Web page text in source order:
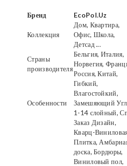
Бренд EcoPol.Uz
Коллекция
Дом, Квартира,
Офис, Школа,
Детсад ...
Страны
производителя
Бельгия, Италия,
Норвегия,
Россия, Китай,
Особенности
Гибкий,
Влагостойкий,
Замешяющий
1-14 слойный,
Заказ Дизайн,
Кварц-
Плитка,
доска, Бордюры,
Виниловый пол,